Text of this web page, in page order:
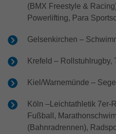
(BMX Freestyle &
Powerlifting, Para
Gelsenkirchen –
Krefeld – Rollstuhlrugby,
Kiel/Warnemünde –
Köln –Leichtathletik 7er-
Fußball,
(Bahnradrennen),